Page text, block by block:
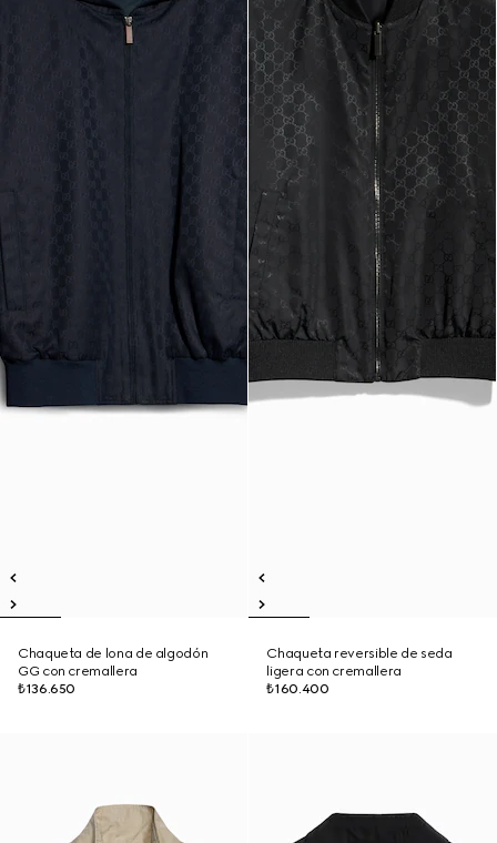
Chaqueta de lona de algodón
GG con cremallera
₺136.650
Chaqueta reversible de seda
ligera con cremallera
₺160.400